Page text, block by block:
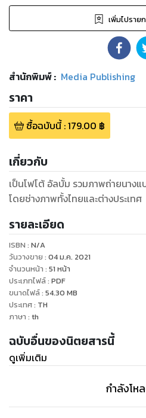
เพิ่มไปราย
สำนักพิมพ์: Media Publishing
ราคา
ซื้อฉบับนี้:179.00 ฿
เกี่ยวกับ
เป็นโฟโต้ อัลบั้ม รวมภาพถ่ายนาง
โดยช่างภาพทั้งไทยและต่างประเทศ
รายละเอียด
ISBN : N/A
วันวางขาย : 04 ม.ค. 2021
จำนวนหน้า : 51 หน้า
ประเภทไฟล์: PDF
ขนาดไฟล์: 54.30 MB
ประเทศ: TH
ภาษา : th
ฉบับอื่นของนิตยสารนี้
ดูเพิ่มเติม
กำลังโห